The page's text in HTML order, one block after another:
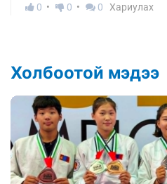
0
0 0 Хариулах
Холбоотой мэдээ